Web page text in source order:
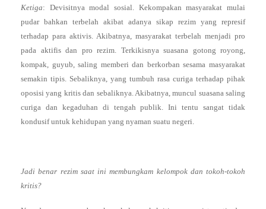
Ketiga: Devisitnya modal sosial. Kekompakan masyarakat mulai
pudar bahkan terbelah akibat adanya sikap rezim yang represif
terhadap para aktivis. Akibatnya, masyarakat terbelah menjadi pro
pada aktifis dan pro rezim. Terkikisnya suasana gotong royong,
kompak, guyub, saling memberi dan berkorban sesama masyarakat
semakin tipis. Sebaliknya, yang tumbuh rasa curiga terhadap pihak
oposisi yang kritis dan sebaliknya. Akibatnya, muncul suasana saling
curiga dan kegaduhan di tengah publik. Ini tentu sangat tidak
kondusif untuk kehidupan yang nyaman suatu negeri.
Jadi benar rezim saat ini membungkam kelompok dan tokoh-tokoh
kritis?